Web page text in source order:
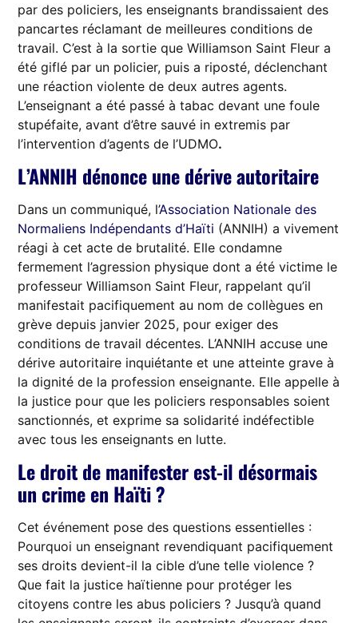
par des policiers, les enseignants brandissaient des
pancartes réclamant de meilleures conditions de
travail. C’est à la sortie que Williamson Saint Fleur a
été giflé par un policier, puis a riposté, déclenchant
une réaction violente de deux autres agents.
L’enseignant a été passé à tabac devant une foule
stupéfaite, avant d’être sauvé in extremis par
l’intervention d’agents de l’UDMO.
L’ANNIH dénonce une dérive autoritaire
Dans un communiqué, l’Association Nationale des
Normaliens Indépendants d’Haïti (ANNIH) a vivement
réagi à cet acte de brutalité. Elle condamne
fermement l’agression physique dont a été victime le
professeur Williamson Saint Fleur, rappelant qu’il
manifestait pacifiquement au nom de collègues en
grève depuis janvier 2025, pour exiger des
conditions de travail décentes. L’ANNIH accuse une
dérive autoritaire inquiétante et une atteinte grave à
la dignité de la profession enseignante. Elle appelle à
la justice pour que les policiers responsables soient
sanctionnés, et exprime sa solidarité indéfectible
avec tous les enseignants en lutte.
Le droit de manifester est-il désormais
un crime en Haïti ?
Cet événement pose des questions essentielles :
Pourquoi un enseignant revendiquant pacifiquement
ses droits devient-il la cible d’une telle violence ?
Que fait la justice haïtienne pour protéger les
citoyens contre les abus policiers ? Jusqu’à quand